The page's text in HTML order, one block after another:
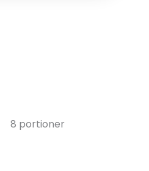
8 portioner